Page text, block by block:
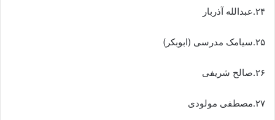
۲۴.عبدالله آذربار
۲۵.سیامک مدرسی (ابوبکر)
۲۶.صالح شریفی
۲۷.مصطفی مولودی